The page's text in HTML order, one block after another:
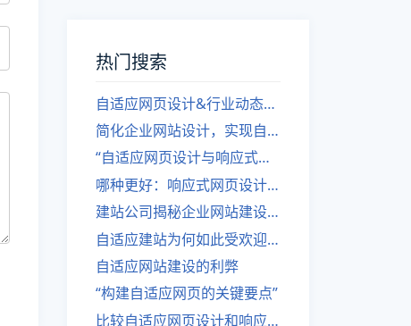
热门搜索
自适应网页设计&行业动态，关注建站。
简化企业网站设计，实现自适应设计的方法
“自适应网页设计与响应式网站建设的异同”
哪种更好：响应式网页设计还是自适应网站？
建站公司揭秘企业网站建设核心原则
自适应建站为何如此受欢迎？
自适应网站建设的利弊
“构建自适应网页的关键要点”
比较自适应网页设计和响应式网站的差异